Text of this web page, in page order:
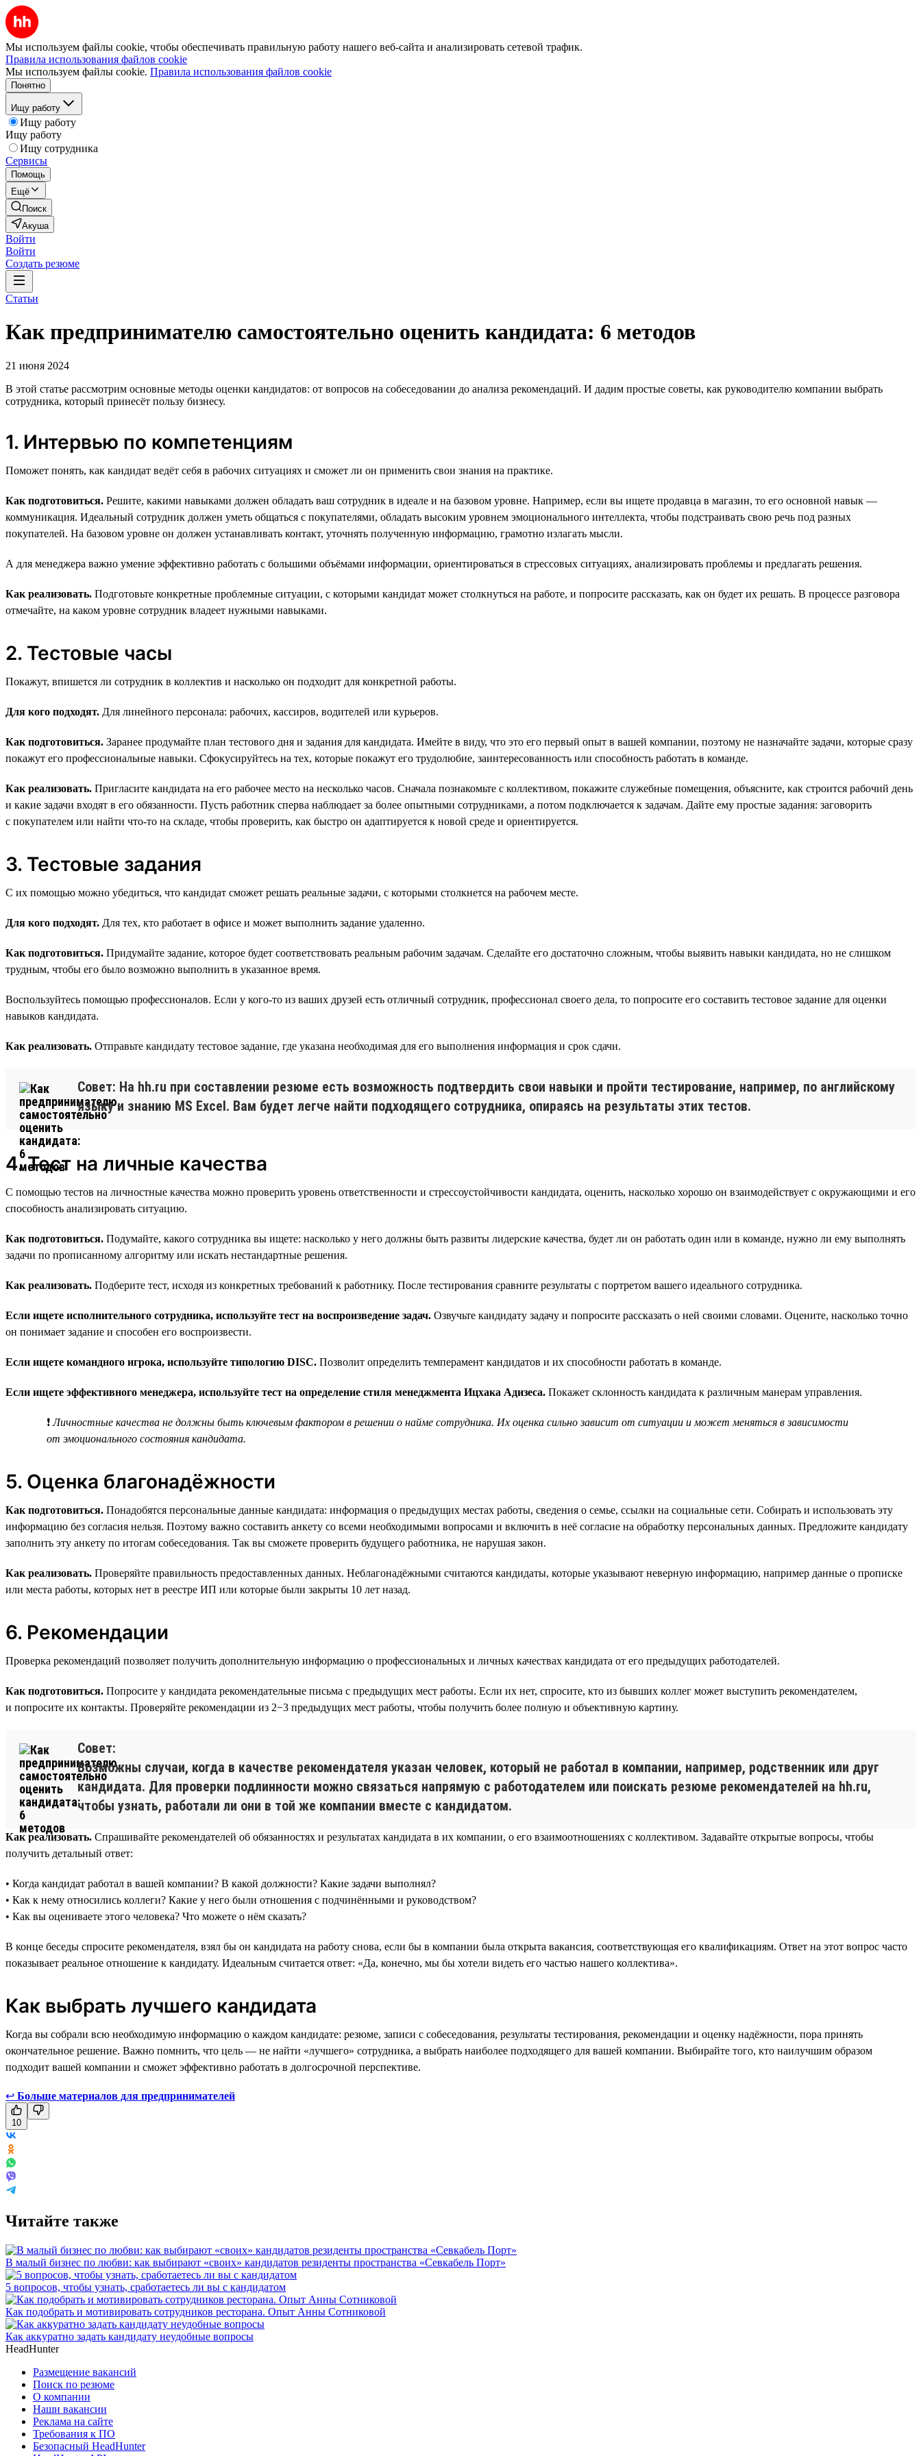
Мы используем файлы cookie, чтобы обеспечивать правильную работу нашего веб-сайта и анализировать сетевой трафик.
Правила использования файлов cookie
Мы используем файлы cookie. Правила использования файлов cookie
Понятно
Ищу работу
Ищу работу
Ищу работу
Ищу сотрудника
Сервисы
Помощь
Ещё
Поиск
Акуша
Войти
Войти
Создать резюме
Статьи
Как предпринимателю самостоятельно оценить кандидата: 6 методов
21 июня 2024
В этой статье рассмотрим основные методы оценки кандидатов: от вопросов на собеседовании до анализа рекомендаций. И дадим простые советы, как руководителю компании выбрать
сотрудника, который принесёт пользу бизнесу.
1. Интервью по компетенциям
Поможет понять, как кандидат ведёт себя в рабочих ситуациях и сможет ли он применить свои знания на практике.
Как подготовиться. Решите, какими навыками должен обладать ваш сотрудник в идеале и на базовом уровне. Например, если вы ищете продавца в магазин, то его основной навык —
коммуникация. Идеальный сотрудник должен уметь общаться с покупателями, обладать высоким уровнем эмоционального интеллекта, чтобы подстраивать свою речь под разных
покупателей. На базовом уровне он должен устанавливать контакт, уточнять полученную информацию, грамотно излагать мысли.
А для менеджера важно умение эффективно работать с большими объёмами информации, ориентироваться в стрессовых ситуациях, анализировать проблемы и предлагать решения.
Как реализовать. Подготовьте конкретные проблемные ситуации, с которыми кандидат может столкнуться на работе, и попросите рассказать, как он будет их решать. В процессе разговора
отмечайте, на каком уровне сотрудник владеет нужными навыками.
2. Тестовые часы
Покажут, впишется ли сотрудник в коллектив и насколько он подходит для конкретной работы.
Для кого подходят. Для линейного персонала: рабочих, кассиров, водителей или курьеров.
Как подготовиться. Заранее продумайте план тестового дня и задания для кандидата. Имейте в виду, что это его первый опыт в вашей компании, поэтому не назначайте задачи, которые сразу
покажут его профессиональные навыки. Сфокусируйтесь на тех, которые покажут его трудолюбие, заинтересованность или способность работать в команде.
Как реализовать. Пригласите кандидата на его рабочее место на несколько часов. Сначала познакомьте с коллективом, покажите служебные помещения, объясните, как строится рабочий день
и какие задачи входят в его обязанности. Пусть работник сперва наблюдает за более опытными сотрудниками, а потом подключается к задачам. Дайте ему простые задания: заговорить
с покупателем или найти что-то на складе, чтобы проверить, как быстро он адаптируется к новой среде и ориентируется.
3. Тестовые задания
С их помощью можно убедиться, что кандидат сможет решать реальные задачи, с которыми столкнется на рабочем месте.
Для кого подходят. Для тех, кто работает в офисе и может выполнить задание удаленно.
Как подготовиться. Придумайте задание, которое будет соответствовать реальным рабочим задачам. Сделайте его достаточно сложным, чтобы выявить навыки кандидата, но не слишком
трудным, чтобы его было возможно выполнить в указанное время.
Воспользуйтесь помощью профессионалов. Если у кого-то из ваших друзей есть отличный сотрудник, профессионал своего дела, то попросите его составить тестовое задание для оценки
навыков кандидата.
Как реализовать. Отправьте кандидату тестовое задание, где указана необходимая для его выполнения информация и срок сдачи.
Совет: На hh.ru при составлении резюме есть возможность подтвердить свои навыки и пройти тестирование, например, по английскому
языку и знанию MS Excel. Вам будет легче найти подходящего сотрудника, опираясь на результаты этих тестов.
4. Тест на личные качества
С помощью тестов на личностные качества можно проверить уровень ответственности и стрессоустойчивости кандидата, оценить, насколько хорошо он взаимодействует с окружающими и его
способность анализировать ситуацию.
Как подготовиться. Подумайте, какого сотрудника вы ищете: насколько у него должны быть развиты лидерские качества, будет ли он работать один или в команде, нужно ли ему выполнять
задачи по прописанному алгоритму или искать нестандартные решения.
Как реализовать. Подберите тест, исходя из конкретных требований к работнику. После тестирования сравните результаты с портретом вашего идеального сотрудника.
Если ищете исполнительного сотрудника, используйте тест на воспроизведение задач. Озвучьте кандидату задачу и попросите рассказать о ней своими словами. Оцените, насколько точно
он понимает задание и способен его воспроизвести.
Если ищете командного игрока, используйте типологию DISC. Позволит определить темперамент кандидатов и их способности работать в команде.
Если ищете эффективного менеджера, используйте тест на определение стиля менеджмента Ицхака Адизеса. Покажет склонность кандидата к различным манерам управления.
❗Личностные качества не должны быть ключевым фактором в решении о найме сотрудника. Их оценка сильно зависит от ситуации и может меняться в зависимости
от эмоционального состояния кандидата.
5. Оценка благонадёжности
Как подготовиться. Понадобятся персональные данные кандидата: информация о предыдущих местах работы, сведения о семье, ссылки на социальные сети. Собирать и использовать эту
информацию без согласия нельзя. Поэтому важно составить анкету со всеми необходимыми вопросами и включить в неё согласие на обработку персональных данных. Предложите кандидату
заполнить эту анкету по итогам собеседования. Так вы сможете проверить будущего работника, не нарушая закон.
Как реализовать. Проверяйте правильность предоставленных данных. Неблагонадёжными считаются кандидаты, которые указывают неверную информацию, например данные о прописке
или места работы, которых нет в реестре ИП или которые были закрыты 10 лет назад.
6. Рекомендации
Проверка рекомендаций позволяет получить дополнительную информацию о профессиональных и личных качествах кандидата от его предыдущих работодателей.
Как подготовиться. Попросите у кандидата рекомендательные письма с предыдущих мест работы. Если их нет, спросите, кто из бывших коллег может выступить рекомендателем,
и попросите их контакты. Проверяйте рекомендации из 2−3 предыдущих мест работы, чтобы получить более полную и объективную картину.
Совет:
Возможны случаи, когда в качестве рекомендателя указан человек, который не работал в компании, например, родственник или друг
кандидата. Для проверки подлинности можно связаться напрямую с работодателем или поискать резюме рекомендателей на hh.ru,
чтобы узнать, работали ли они в той же компании вместе с кандидатом.
Как реализовать. Спрашивайте рекомендателей об обязанностях и результатах кандидата в их компании, о его взаимоотношениях с коллективом. Задавайте открытые вопросы, чтобы
получить детальный ответ:
• Когда кандидат работал в вашей компании? В какой должности? Какие задачи выполнял?
• Как к нему относились коллеги? Какие у него были отношения с подчинёнными и руководством?
• Как вы оцениваете этого человека? Что можете о нём сказать?
В конце беседы спросите рекомендателя, взял бы он кандидата на работу снова, если бы в компании была открыта вакансия, соответствующая его квалификациям. Ответ на этот вопрос часто
показывает реальное отношение к кандидату. Идеальным считается ответ: «Да, конечно, мы бы хотели видеть его частью нашего коллектива».
Как выбрать лучшего кандидата
Когда вы собрали всю необходимую информацию о каждом кандидате: резюме, записи с собеседования, результаты тестирования, рекомендации и оценку надёжности, пора принять
окончательное решение. Важно помнить, что цель — не найти «лучшего» сотрудника, а выбрать наиболее подходящего для вашей компании. Выбирайте того, кто наилучшим образом
подходит вашей компании и сможет эффективно работать в долгосрочной перспективе.
↩ Больше материалов для предпринимателей
10
Читайте также
В малый бизнес по любви: как выбирают «своих» кандидатов резиденты пространства «Севкабель Порт»
5 вопросов, чтобы узнать, сработаетесь ли вы с кандидатом
Как подобрать и мотивировать сотрудников ресторана. Опыт Анны Сотниковой
Как аккуратно задать кандидату неудобные вопросы
HeadHunter
Размещение вакансий
Поиск по резюме
О компании
Наши вакансии
Реклама на сайте
Требования к ПО
Безопасный HeadHunter